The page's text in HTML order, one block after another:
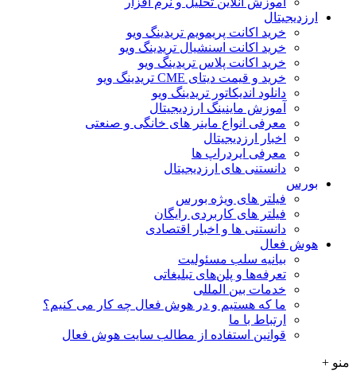
ارزدیجیتال
خرید اکانت پریمویم تریدینگ ویو
خرید اکانت اسنشیال تریدینگ ویو
خرید اکانت پلاس تریدینگ ویو
خرید و قیمت دیتای CME تریدینگ ویو
دانلود اندیکاتور تریدینگ ویو
آموزش ماینینگ ارزدیجیتال
معرفی انواع ماینر های خانگی و صنعتی
اخبار ارزدیجیتال
معرفی ایردراپ ها
دانستنی های ارزدیجیتال
بورس
فیلتر های ویژه بورس
فیلتر های کاربردی رایگان
دانستنی ها و اخبار اقتصادی
هوش فعال
بیانیه سلب مسئولیت
تعرفه‌ها و پلن‌های تبلیغاتی
خدمات بین المللی
ما که هستیم و در هوش فعال چه کار می کنیم؟
ارتباط با ما
قوانین استفاده از مطالب سایت هوش فعال
منو +